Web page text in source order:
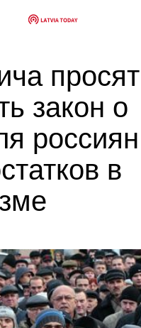
просят
закон о
россиян
в